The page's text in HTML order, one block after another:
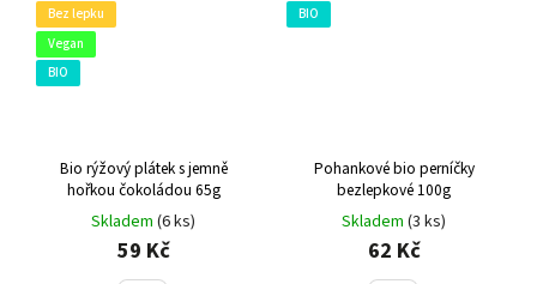
Bez lepku
Vegan
BIO
Bio rýžový plátek s jemně
hořkou čokoládou 65g
Skladem (6 ks)
59 Kč
BIO
Pohankové bio perníčky
bezlepkové 100g
Skladem (3 ks)
62 Kč